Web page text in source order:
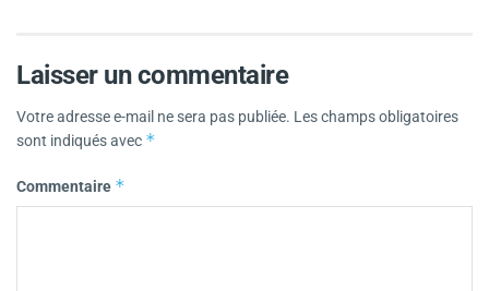
Laisser un commentaire
Votre adresse e-mail ne sera pas publiée. Les champs obligatoires
sont indiqués avec *
Commentaire *